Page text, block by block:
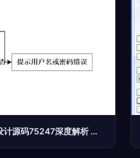
酒店管理系统计算机毕业设计源码75247深度解析 构建高效智慧酒店管理方案